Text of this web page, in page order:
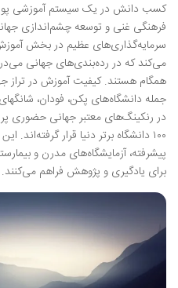
کسب دانش در یک سیستم آموزشی
فرهنگی غنی و توسعه چشم‌اندازی
سرمایه‌گذاری‌های عظیم در بخش آموزش
می‌کند که در رده‌بندی‌های جهانی
همگام هستند. کیفیت آموزش در تراز
جمله دانشگاه‌های پکن، فودان،
در رنکینگ‌های معتبر جهانی حضوری
۱۰۰ دانشگاه برتر دنیا قرار
پیشرفته، آزمایشگاه‌های مدرن و
برای یادگیری و پژوهش فراهم